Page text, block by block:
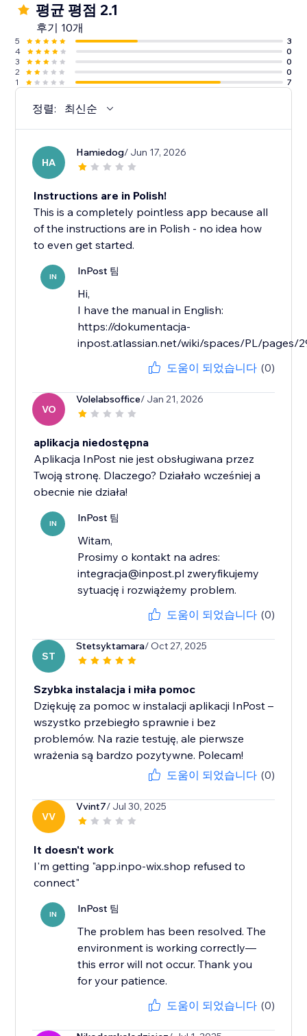
평균 평점 2.1
후기 10개
5
3
4
0
3
0
2
0
1
7
정렬: 최신순
HA
Hamiedog/ Jun 17, 2026
Instructions are in Polish!
This is a completely pointless app because all
of the instructions are in Polish - no idea how
to even get started.
IN InPost 팀
Hi,
I have the manual in English:
https://dokumentacja-
inpost.atlassian.net/wiki/spaces/PL/pages/
도움이 되었습니다 (0)
VO
Volelabsoffice/ Jan 21, 2026
aplikacja niedostępna
Aplikacja InPost nie jest obsługiwana przez
Twoją stronę. Dlaczego? Działało wcześniej a
obecnie nie działa!
IN InPost 팀
Witam,
Prosimy o kontakt na adres:
integracja@inpost.pl zweryfikujemy
sytuację i rozwiążemy problem.
도움이 되었습니다 (0)
ST
Stetsyktamara/ Oct 27, 2025
Szybka instalacja i miła pomoc
Dziękuję za pomoc w instalacji aplikacji InPost –
wszystko przebiegło sprawnie i bez
problemów. Na razie testuję, ale pierwsze
wrażenia są bardzo pozytywne. Polecam!
도움이 되었습니다 (0)
VV
Vvint7/ Jul 30, 2025
It doesn't work
I'm getting "app.inpo-wix.shop refused to
connect"
IN InPost 팀
The problem has been resolved. The
environment is working correctly—
this error will not occur. Thank you
for your patience.
도움이 되었습니다 (0)